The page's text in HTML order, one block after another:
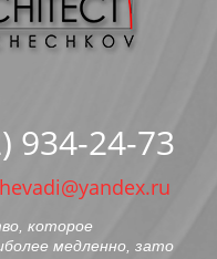
934-24-73
которое
медленно, зато